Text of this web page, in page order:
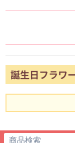
誕生日フラワ